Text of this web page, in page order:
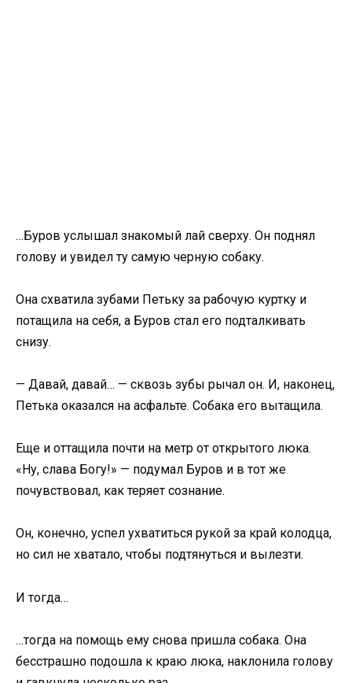
…Буров услышал знакомый лай сверху. Он поднял
голову и увидел ту самую черную собаку.
Она схватила зубами Петьку за рабочую куртку и
потащила на себя, а Буров стал его подталкивать
снизу.
— Давай, давай… — сквозь зубы рычал он. И, наконец,
Петька оказался на асфальте. Собака его вытащила.
Еще и оттащила почти на метр от открытого люка.
«Ну, слава Богу!» — подумал Буров и в тот же
почувствовал, как теряет сознание.
Он, конечно, успел ухватиться рукой за край колодца,
но сил не хватало, чтобы подтянуться и вылезти.
И тогда…
…тогда на помощь ему снова пришла собака. Она
бесстрашно подошла к краю люка, наклонила голову